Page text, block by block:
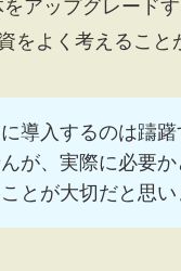
アップグレードす
をよく考えること
導入するのは躊
が、実際に必要
とが大切だと思い